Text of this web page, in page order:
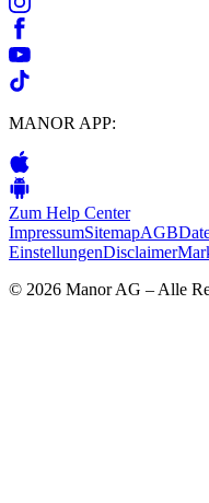
MANOR APP:
Zum Help Center
ImpressumSitemapAGB
EinstellungenDisclaimer
© 2026 Manor AG – Alle